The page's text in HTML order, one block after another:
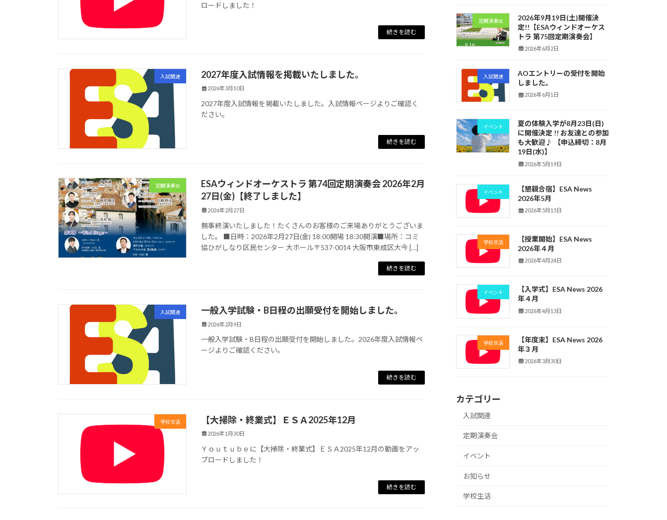
ロードしました！
続きを読む
入試関連 2027年度入試情報を掲載いたしました。
2026年3月10日
2027年度入試情報を掲載いたしました。入試情報ページよりご確認く
ださい。
続きを読む
定期演奏会
ESAウィンドオーケストラ 第74回定期演奏会 2026年2月
27日(金)【終了しました】
2026年2月27日
無事終演いたしました！たくさんのお客様のご来場ありがとうございま
した。 ■日時：2026年2月27日(金) 18:00開場 18:30開演■場所：コミ
協ひがしなり区民センター 大ホール〒537-0014 大阪市東成区大今 […]
続きを読む
入試関連 一般入学試験・B日程の出願受付を開始しました。
2026年2月9日
一般入学試験・B日程の出願受付を開始しました。2026年度入試情報ペ
ージよりご確認ください。
続きを読む
学校生活 【大掃除・終業式】ＥＳＡ2025年12月
2026年1月30日
Ｙｏｕｔｕｂｅに【大掃除・終業式】ＥＳＡ2025年12月の動画をアッ
プロードしました！
続きを読む
定期演奏会
2026年9月19日(土)開催決
定!!【ESAウィンドオーケス
トラ 第75回定期演奏会】
2026年6月2日
入試関連
AOエントリーの受付を開始
しました。
2026年6月1日
イベント
夏の体験入学が8月23日(日)
に開催決定 !! お友達との参加
も大歓迎♪ 【申込締切：8月
19日(水)】
2026年5月19日
イベント
【懇親合宿】ESA News
2026年5月
2026年5月15日
学校生活
【授業開始】ESA News
2026年４月
2026年4月24日
イベント
【入学式】ESA News 2026
年４月
2026年4月13日
学校生活
【年度末】ESA News 2026
年３月
2026年3月30日
カテゴリー
入試関連
定期演奏会
イベント
お知らせ
学校生活